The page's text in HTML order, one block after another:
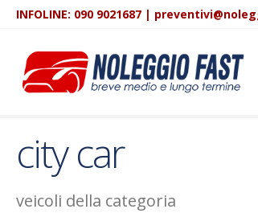
INFOLINE: 090 9021687 |
city car
veicoli della categoria